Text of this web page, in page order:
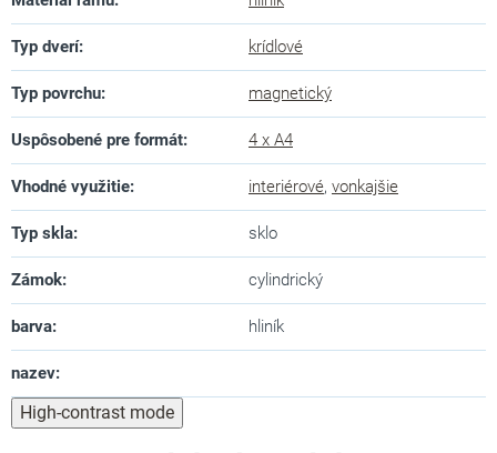
Typ dverí: krídlové
Typ povrchu: magnetický
Uspôsobené pre formát: 4 x A4
Vhodné využitie: interiérové, vonkajšie
Typ skla: sklo
Zámok: cylindrický
barva: hliník
nazev:
High-contrast mode